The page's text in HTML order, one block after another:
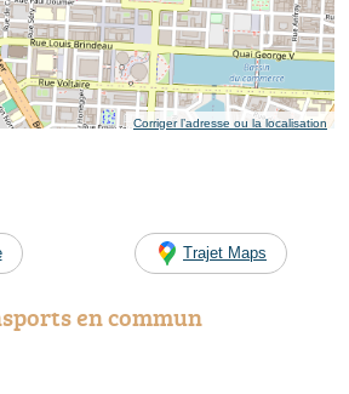
Corriger l’adresse ou la localisation
Trajet Maps
en commun